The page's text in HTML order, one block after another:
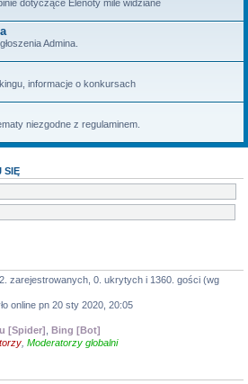
dotyczące Elenoty mile widziane
Admina.
informacje o konkursach
niezgodne z regulaminem.
SIĘ
zarejestrowanych, 0. ukrytych i 1360. gości (wg
online pn 20 sty 2020, 20:05
[Spider] Bing [Bot]
Moderatorzy globalni